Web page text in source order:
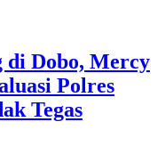
Dobo, Mercy
Polres
Tegas